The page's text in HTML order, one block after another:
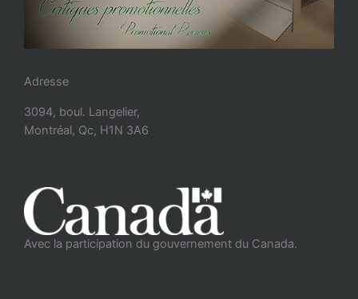
Adresse
3094, boul. Langelier,
Montréal, Qc, H1N 3A6
Avec la participation du gouvernement du Canada.